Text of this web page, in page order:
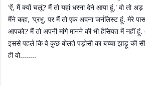
‘ऐं, मैं क्यों चलूं? मैं तो यहां धरना देने आया हूं,’ वो तो अड़
मैंने कहा, ‘प्रभु, पर मैं तो एक अदना जर्नलिस्ट हूं. मेरे
आपको? मैं तो अपनी मांगे मानने की भी हैसियत में नहीं हूं.
इससे पहले कि वे कुछ बोलते पड़ोसी का बच्चा झाड़ू की
ही वो........